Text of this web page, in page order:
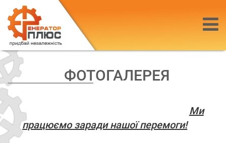
ФОТОГАЛЕРЕЯ
Ми
працюємо заради нашої перемоги!